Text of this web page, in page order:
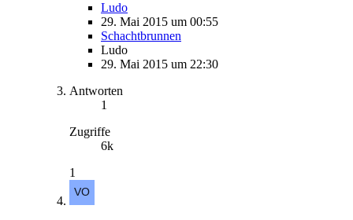
Ludo
29. Mai 2015 um 00:55
Schachtbrunnen
Ludo
29. Mai 2015 um 22:30
Antworten
1
Zugriffe
6k
1